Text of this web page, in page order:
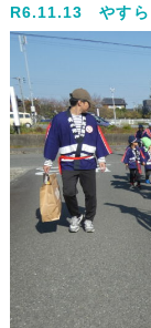
R6.11.13 やすら